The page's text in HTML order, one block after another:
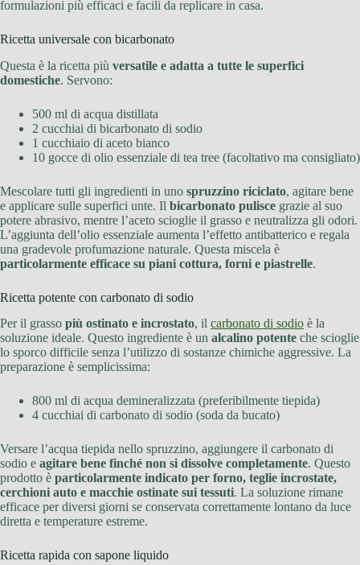
formulazioni più efficaci e facili da replicare in casa.
Ricetta universale con bicarbonato
Questa è la ricetta più versatile e adatta a tutte le superfici
domestiche. Servono:
500 ml di acqua distillata
2 cucchiai di bicarbonato di sodio
1 cucchiaio di aceto bianco
10 gocce di olio essenziale di tea tree (facoltativo ma consigliato)
Mescolare tutti gli ingredienti in uno spruzzino riciclato, agitare bene
e applicare sulle superfici unte. Il bicarbonato pulisce grazie al suo
potere abrasivo, mentre l’aceto scioglie il grasso e neutralizza gli odori.
L’aggiunta dell’olio essenziale aumenta l’effetto antibatterico e regala
una gradevole profumazione naturale. Questa miscela è
particolarmente efficace su piani cottura, forni e piastrelle.
Ricetta potente con carbonato di sodio
Per il grasso più ostinato e incrostato, il carbonato di sodio è la
soluzione ideale. Questo ingrediente è un alcalino potente che scioglie
lo sporco difficile senza l’utilizzo di sostanze chimiche aggressive. La
preparazione è semplicissima:
800 ml di acqua demineralizzata (preferibilmente tiepida)
4 cucchiai di carbonato di sodio (soda da bucato)
Versare l’acqua tiepida nello spruzzino, aggiungere il carbonato di
sodio e agitare bene finché non si dissolve completamente. Questo
prodotto è particolarmente indicato per forno, teglie incrostate,
cerchioni auto e macchie ostinate sui tessuti. La soluzione rimane
efficace per diversi giorni se conservata correttamente lontano da luce
diretta e temperature estreme.
Ricetta rapida con sapone liquido